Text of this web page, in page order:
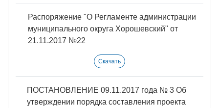
Распоряжение "О Регламенте администрации
муниципального округа Хорошевский" от
21.11.2017 №22
Скачать
ПОСТАНОВЛЕНИЕ 09.11.2017 года № 3 Об
утверждении порядка составления проекта